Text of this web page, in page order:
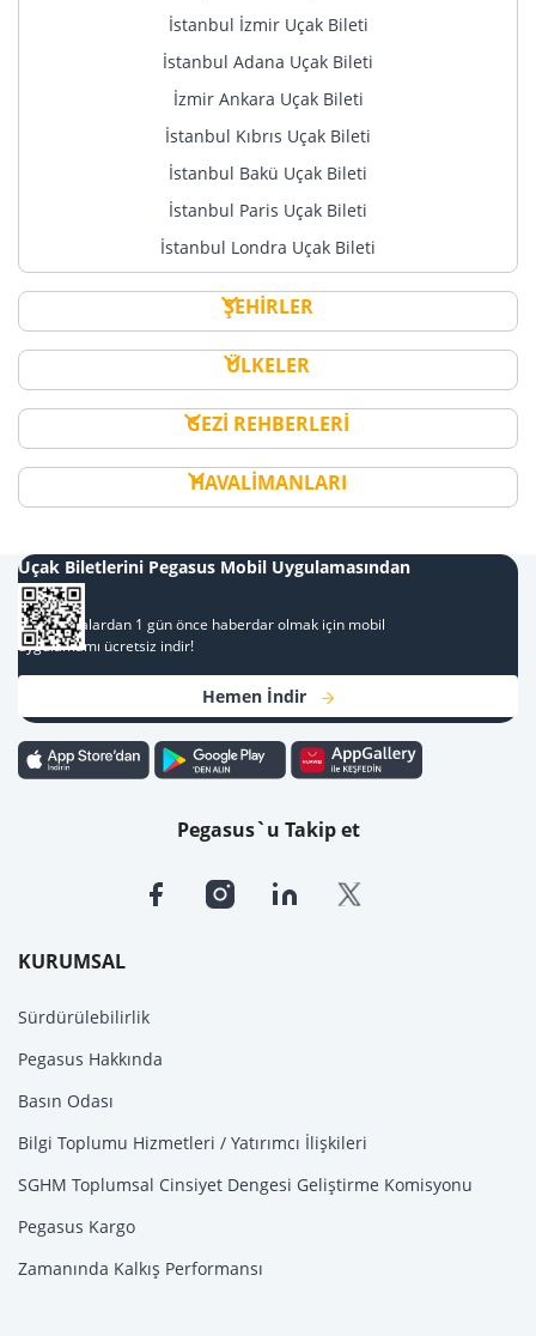
İstanbul İzmir Uçak Bileti
İstanbul Adana Uçak Bileti
İzmir Ankara Uçak Bileti
İstanbul Kıbrıs Uçak Bileti
İstanbul Bakü Uçak Bileti
İstanbul Paris Uçak Bileti
İstanbul Londra Uçak Bileti
ŞEHİRLER
ÜLKELER
GEZİ REHBERLERİ
HAVALİMANLARI
KURUMSAL
Sürdürülebilirlik
Pegasus Hakkında
Basın Odası
Bilgi Toplumu Hizmetleri / Yatırımcı İlişkileri
SGHM Toplumsal Cinsiyet Dengesi Geliştirme Komisyonu
Pegasus Kargo
Zamanında Kalkış Performansı
Uçak Biletlerini Pegasus Mobil Uygulamasından
Al
Kampanyalardan 1 gün önce haberdar olmak için mobil
uygulamamı ücretsiz indir!
Hemen İndir
Pegasus`u Takip et